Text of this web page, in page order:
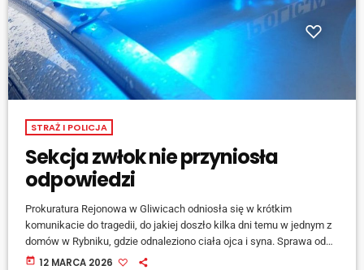
STRAŻ I POLICJA
Sekcja zwłok nie przyniosła
odpowiedzi
Prokuratura Rejonowa w Gliwicach odniosła się w krótkim
komunikacie do tragedii, do jakiej doszło kilka dni temu w jednym z
domów w Rybniku, gdzie odnaleziono ciała ojca i syna. Sprawa od
początku wzbudza duże zainteresowanie zarówno mieszkańców
today 12 MARCA 2026